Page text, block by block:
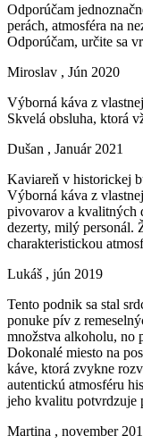
Odporúčam
perách, atmosféra na
Odporúčam, určite sa
Miroslav , Jún 2020
Výborná káva z
Skvelá obsluha, ktorá
Dušan , Január 2021
Kaviareň v historickej
Výborná káva z
pivovarov a kvalitných
dezerty, milý personál.
charakteristickou
Lukáš , jún 2019
Tento podnik sa stal
ponuke pív z
množstva alkoholu,
Dokonalé miesto na
káve, ktorá zvykne
autentickú atmosféru
jeho kvalitu potvrdzuje
Martina , november